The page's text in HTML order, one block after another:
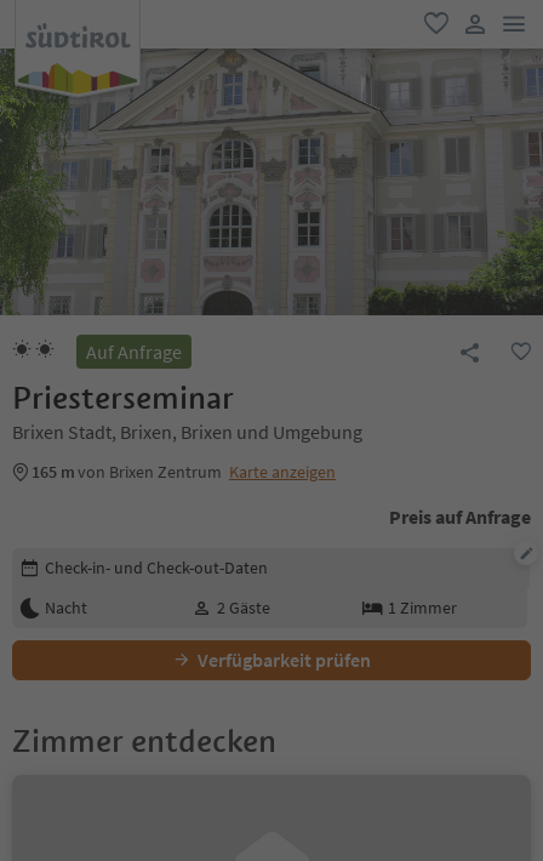
favorit
user link
Auf Anfrage
Priesterseminar
Brixen Stadt, Brixen, Brixen und Umgebung
165 mvon Brixen Zentrum Karte anzeigen
Preis auf Anfrage
Buchungsdetails bearbeiten
Check-in- und Check-out-Daten
Nacht
2 Gäste 1 Zimmer
Verfügbarkeit prüfen
Zimmer entdecken